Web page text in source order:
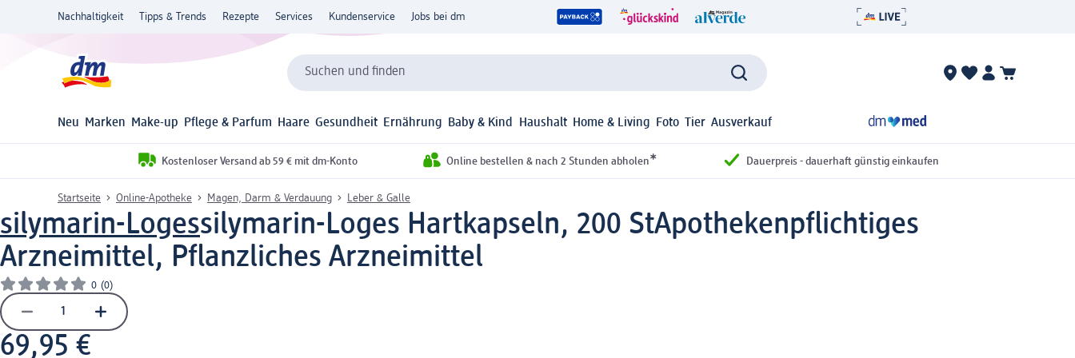
Nachhaltigkeit Tipps & Trends Rezepte Services Kundenservice Jobs bei dm
Suchen und finden
Neu Marken Make-up Pflege & Parfum Haare Gesundheit Ernährung Baby & Kind Haushalt Home & Living Foto Tier Ausverkauf
Kostenloser Versand ab 59 € mit dm-Konto Online bestellen & nach 2 Stunden abholen* Dauerpreis - dauerhaft günstig einkaufen
Startseite Online-Apotheke Magen, Darm & Verdauung Leber & Galle
silymarin-Logessilymarin-Loges Hartkapseln, 200 StApothekenpflichtiges
Arzneimittel, Pflanzliches Arzneimittel
0 (0)
69,95 €